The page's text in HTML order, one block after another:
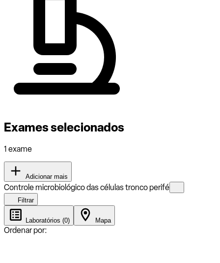
Exames selecionados
1 exame
Adicionar mais
Controle microbiológico das células tronco perifé
Filtrar
Laboratórios (0) Mapa
Ordenar por: